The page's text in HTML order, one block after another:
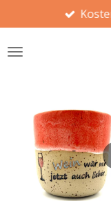
Hauptinhalt
springen